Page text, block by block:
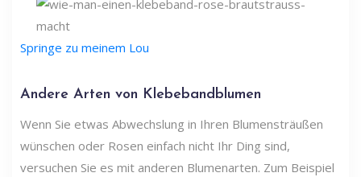
Springe zu meinem Lou
Andere Arten von Klebebandblumen
Wenn Sie etwas Abwechslung in Ihren Blumensträußen
wünschen oder Rosen einfach nicht Ihr Ding sind,
versuchen Sie es mit anderen Blumenarten. Zum Beispiel